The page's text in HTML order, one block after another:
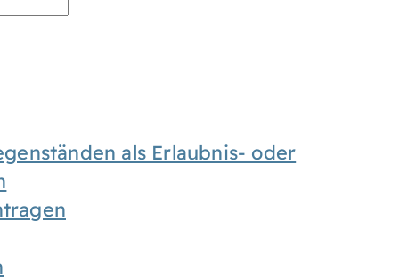
als Erlaubnis- oder